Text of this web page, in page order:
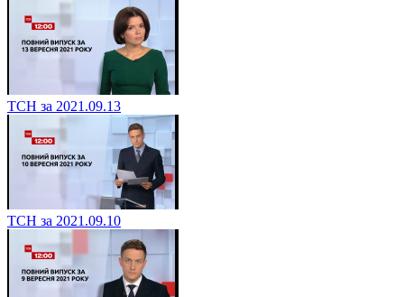
ТСН за 2021.09.13
ТСН за 2021.09.10